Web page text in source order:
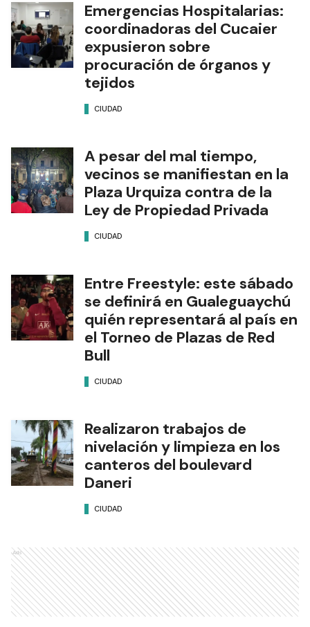
Emergencias Hospitalarias:
coordinadoras del Cucaier
expusieron sobre
procuración de órganos y
tejidos
CIUDAD
A pesar del mal tiempo,
vecinos se manifiestan en la
Plaza Urquiza contra de la
Ley de Propiedad Privada
CIUDAD
Entre Freestyle: este sábado
se definirá en Gualeguaychú
quién representará al país en
el Torneo de Plazas de Red
Bull
CIUDAD
Realizaron trabajos de
nivelación y limpieza en los
canteros del boulevard
Daneri
CIUDAD
Ads